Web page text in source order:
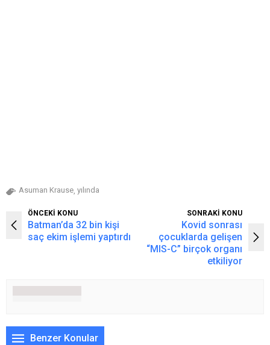
Asuman Krause yılında
ÖNCEKİ KONU
Batman’da 32 bin kişi
saç ekim işlemi yaptırdı
SONRAKİ KONU
Kovid sonrası
çocuklarda gelişen
“MIS-C” birçok organı
etkiliyor
Benzer Konular